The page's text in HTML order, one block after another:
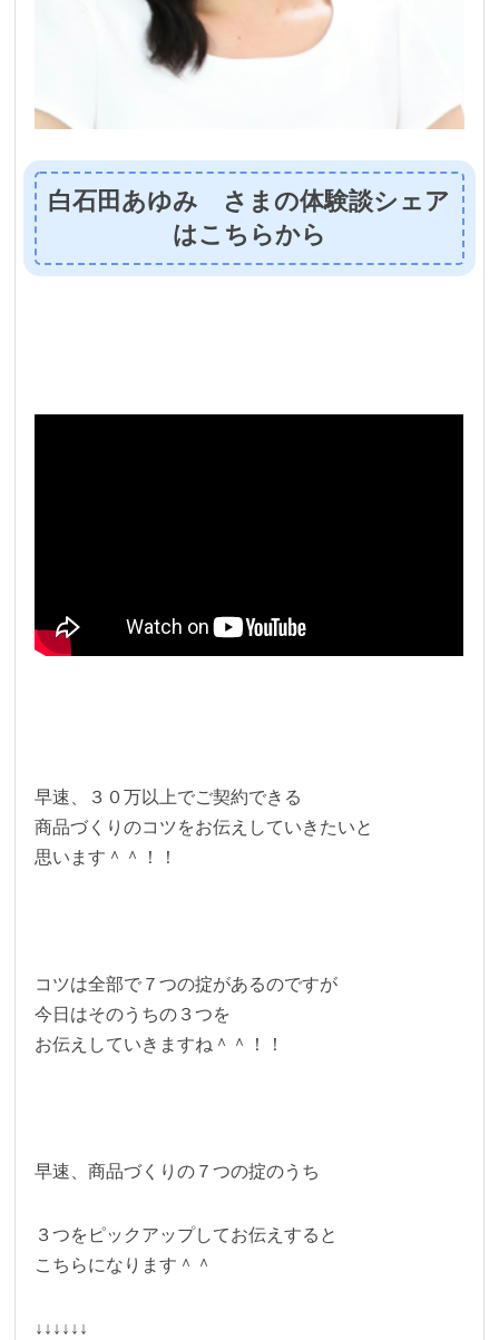
白石田あゆみ さまの体験談シェア
はこちらから
早速、３０万以上でご契約できる
商品づくりのコツをお伝えしていきたいと
思います＾＾！！
コツは全部で７つの掟があるのですが
今日はそのうちの３つを
お伝えしていきますね＾＾！！
早速、商品づくりの７つの掟のうち
３つをピックアップしてお伝えすると
こちらになります＾＾
↓↓↓↓↓↓